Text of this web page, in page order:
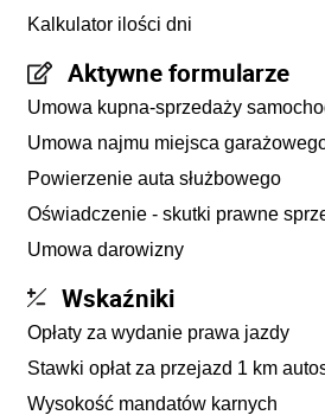
Kalkulator ilości dni
Aktywne formularze
Umowa kupna-sprzedaży
Umowa najmu miejsca
Powierzenie auta służbowego
Oświadczenie - skutki prawne
Umowa darowizny
Wskaźniki
Opłaty za wydanie prawa jazdy
Stawki opłat za przejazd 1 km
Wysokość mandatów karnych